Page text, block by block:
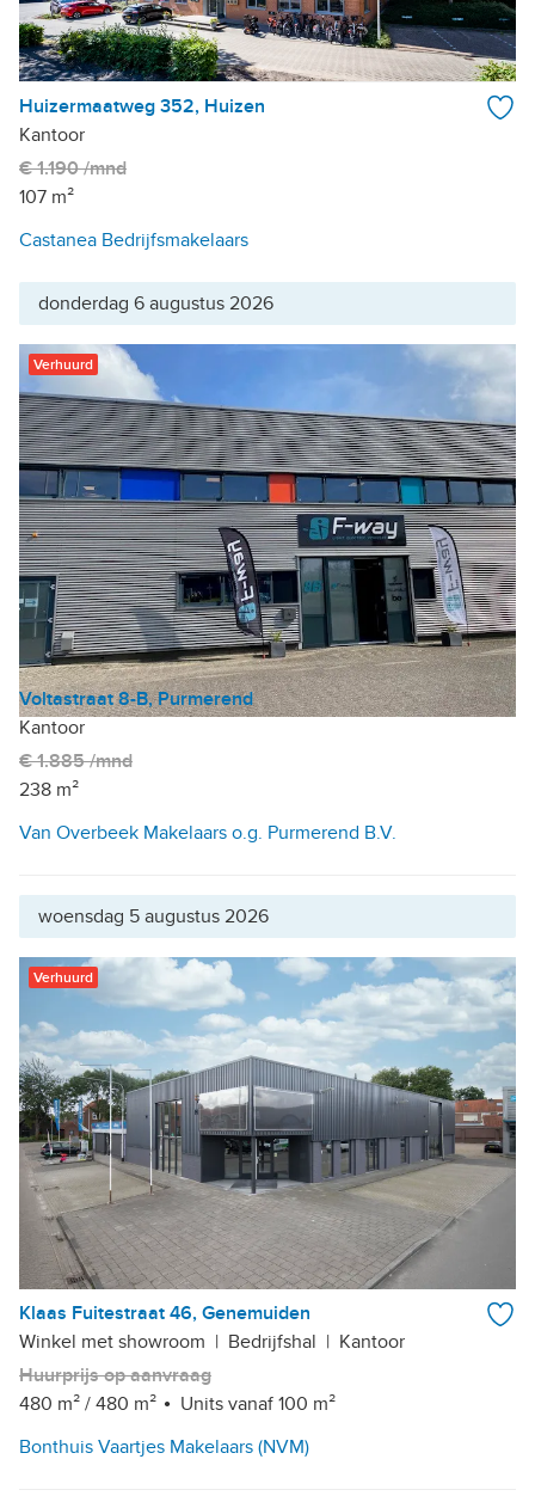
Huizermaatweg 352, Huizen
Kantoor
€ 1.190 /mnd
107 m²
Castanea Bedrijfsmakelaars
donderdag 6 augustus 2026
Verhuurd
Voltastraat 8-B, Purmerend
Kantoor
€ 1.885 /mnd
238 m²
Van Overbeek Makelaars o.g. Purmerend B.V.
woensdag 5 augustus 2026
Verhuurd
Klaas Fuitestraat 46, Genemuiden
Winkel met showroom | Bedrijfshal | Kantoor
Huurprijs op aanvraag
480 m² / 480 m²
Units vanaf 100 m²
Bonthuis Vaartjes Makelaars (NVM)